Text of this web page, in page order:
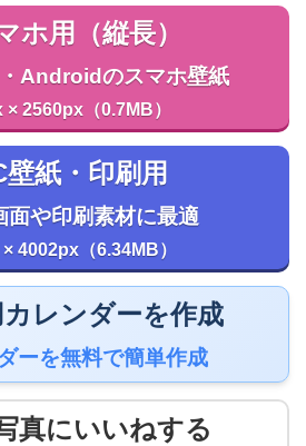
ホ用（縦長）
Androidのスマホ壁紙
× 2560px（0.7MB）
壁紙・印刷用
面や印刷素材に最適
4002px（6.34MB）
レンダーを作成
ーを無料で簡単作成
真にいいねする